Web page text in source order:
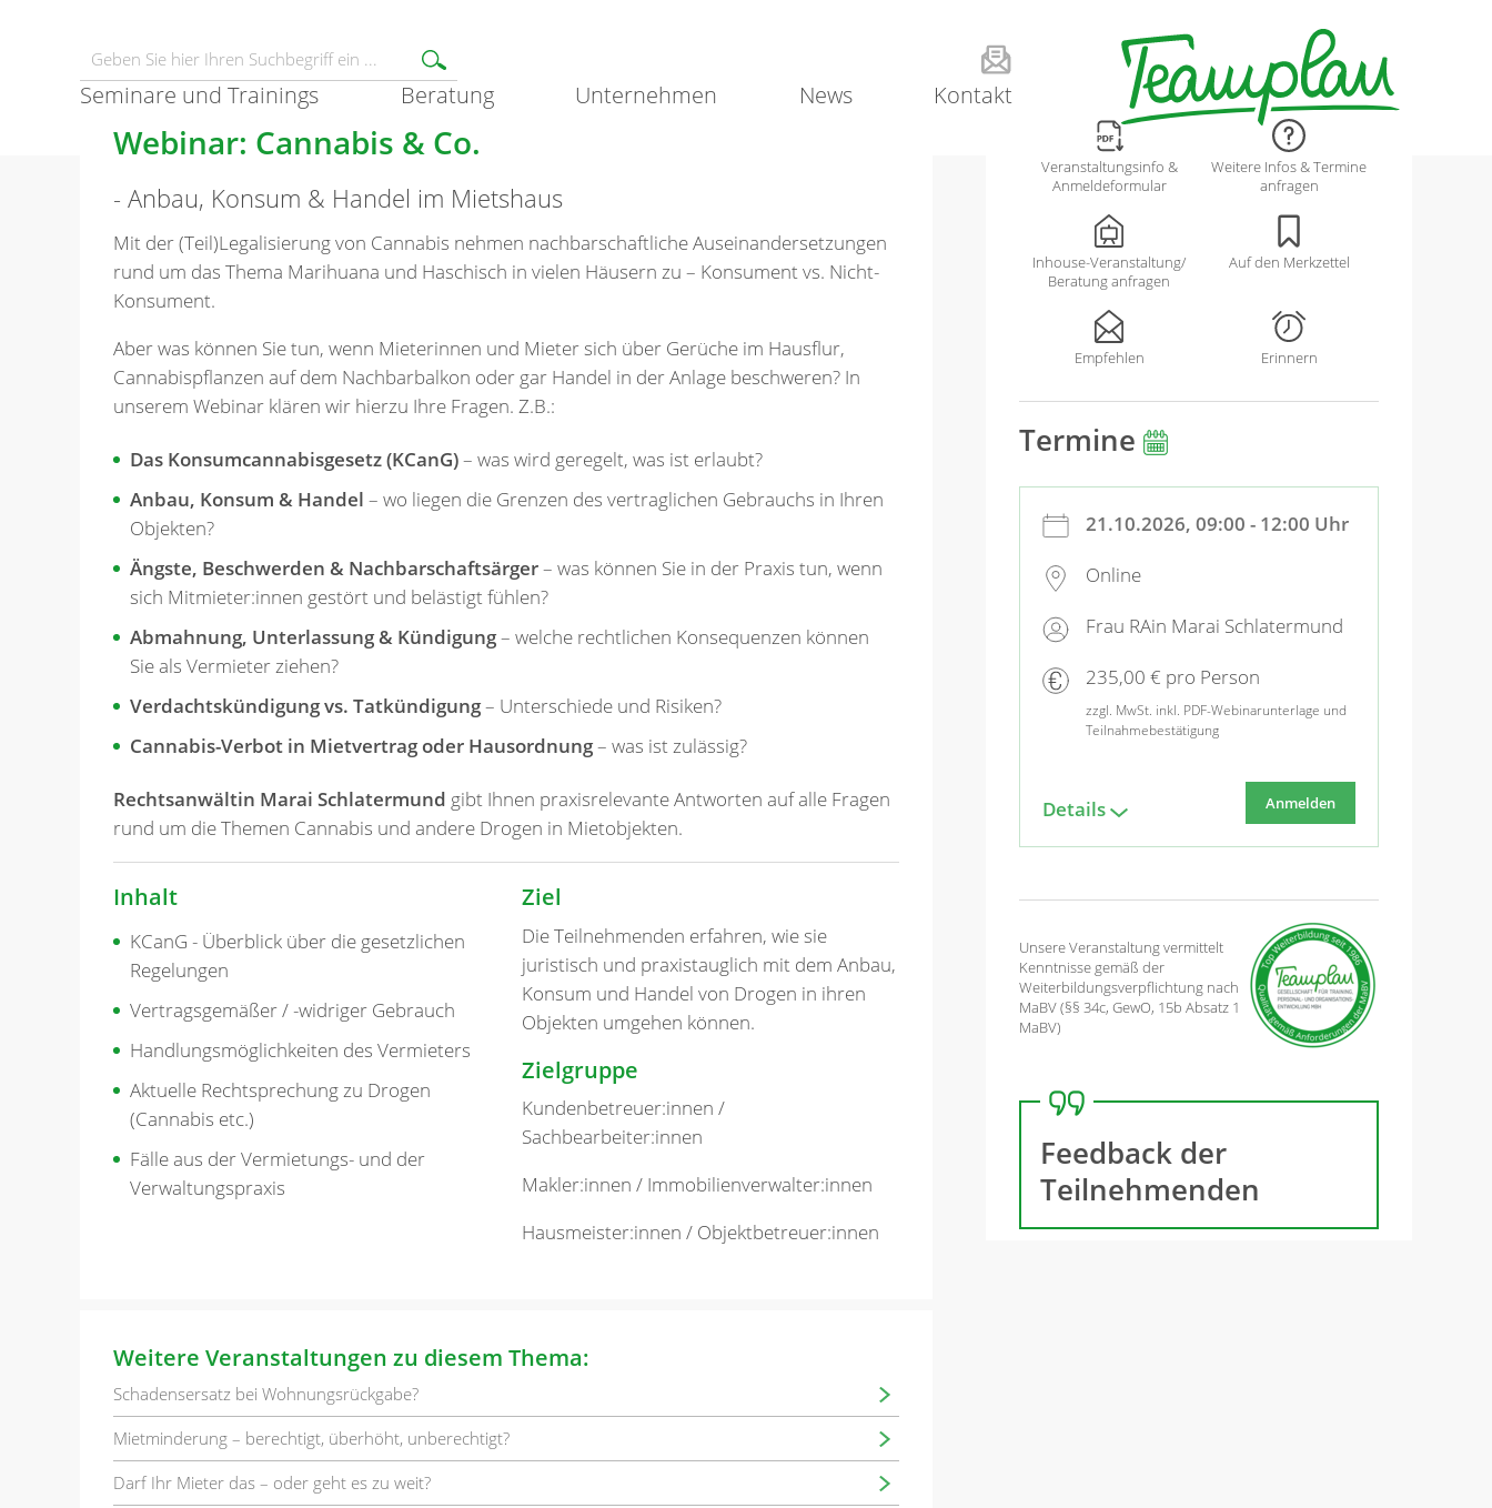
Seminare und Trainings Beratung Unternehmen News Kontakt
Webinar: Cannabis & Co.
- Anbau, Konsum & Handel im Mietshaus
Mit der (Teil)Legalisierung von Cannabis nehmen nachbarschaftliche Auseinandersetzungen
rund um das Thema Marihuana und Haschisch in vielen Häusern zu – Konsument vs. Nicht-
Konsument.
Aber was können Sie tun, wenn Mieterinnen und Mieter sich über Gerüche im Hausflur,
Cannabispflanzen auf dem Nachbarbalkon oder gar Handel in der Anlage beschweren? In
unserem Webinar klären wir hierzu Ihre Fragen. Z.B.:
Das Konsumcannabisgesetz (KCanG)– was wird geregelt, was ist erlaubt?
Anbau, Konsum & Handel – wo liegen die Grenzen des vertraglichen Gebrauchs in Ihren
Objekten?
Ängste, Beschwerden & Nachbarschaftsärger– was können Sie in der Praxis tun, wenn
sich Mitmieter:innen gestört und belästigt fühlen?
Abmahnung, Unterlassung & Kündigung– welche rechtlichen Konsequenzen können
Sie als Vermieter ziehen?
Verdachtskündigung vs. Tatkündigung– Unterschiede und Risiken?
Cannabis-Verbot in Mietvertrag oder Hausordnung– was ist zulässig?
Rechtsanwältin Marai Schlatermund gibt Ihnen praxisrelevante Antworten auf alle Fragen
rund um die Themen Cannabis und andere Drogen in Mietobjekten.
Inhalt
KCanG - Überblick über die gesetzlichen
Regelungen
Vertragsgemäßer / -widriger Gebrauch
Handlungsmöglichkeiten des Vermieters
Aktuelle Rechtsprechung zu Drogen
(Cannabis etc.)
Fälle aus der Vermietungs- und der
Verwaltungspraxis
Ziel
Die Teilnehmenden erfahren, wie sie
juristisch und praxistauglich mit dem Anbau,
Konsum und Handel von Drogen in ihren
Objekten umgehen können.
Zielgruppe
Kundenbetreuer:innen /
Sachbearbeiter:innen
Makler:innen / Immobilienverwalter:innen
Hausmeister:innen / Objektbetreuer:innen
Weitere Veranstaltungen zu diesem Thema:
Schadensersatz bei Wohnungsrückgabe?
Mietminderung – berechtigt, überhöht, unberechtigt?
Darf Ihr Mieter das – oder geht es zu weit?
Veranstaltungsinfo &
Anmeldeformular
Weitere Infos & Termine
anfragen
Inhouse-Veranstaltung/
Beratung anfragen
Auf den Merkzettel
Empfehlen Erinnern
Termine
21.10.2026, 09:00 - 12:00 Uhr
Online
Frau RAin Marai Schlatermund
235,00 € pro Person
zzgl. MwSt. inkl. PDF-Webinarunterlage und
Teilnahmebestätigung
Details Anmelden
Unsere Veranstaltung vermittelt
Kenntnisse gemäß der
Weiterbildungsverpflichtung nach
MaBV (§§ 34c, GewO, 15b Absatz 1
MaBV)
Feedback der
Teilnehmenden